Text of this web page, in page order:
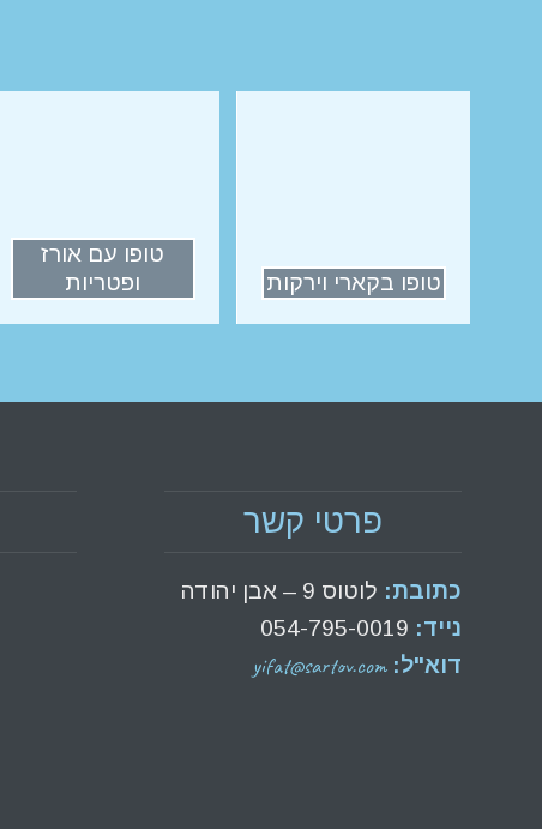
טופו בקארי וירקות
טופו עם אורז
ופטריות
פרטי קשר
כתובת: לוטוס 9 – אבן יהודה
נייד: 054-795-0019
דוא"ל:yifat@sartov.com